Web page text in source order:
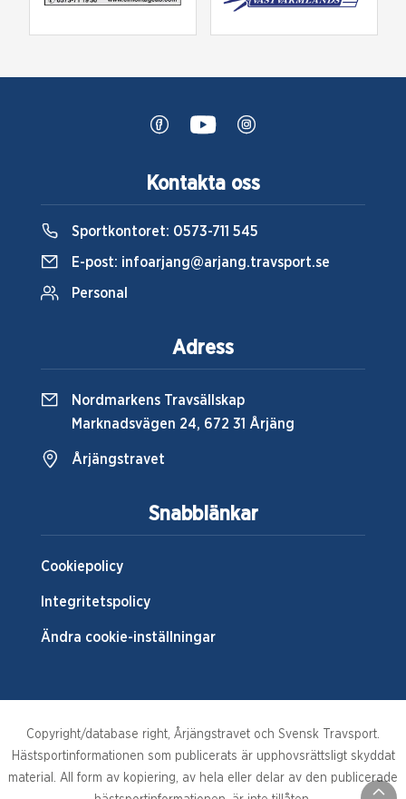
Snabblänkar
Cookiepolicy
Integritetspolicy
Ändra cookie-inställningar
Kontakta oss
Sportkontoret: 0573-711 545
E-post: infoarjang@arjang.travsport.se
Personal
Adress
Nordmarkens Travsällskap
Marknadsvägen 24, 672 31 Årjäng
Årjängstravet
Copyright/database right, Årjängstravet och Svensk Travsport.
Hästsportinformationen som publicerats är upphovsrättsligt skyddat
material. All form av kopiering, av hela eller delar av den publicerade